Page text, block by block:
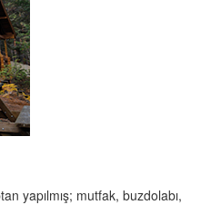
yapılmış; mutfak, buzdolabı,